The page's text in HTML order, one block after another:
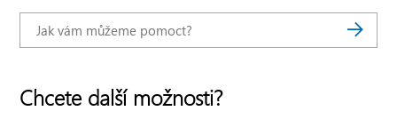
Chcete další možnosti?